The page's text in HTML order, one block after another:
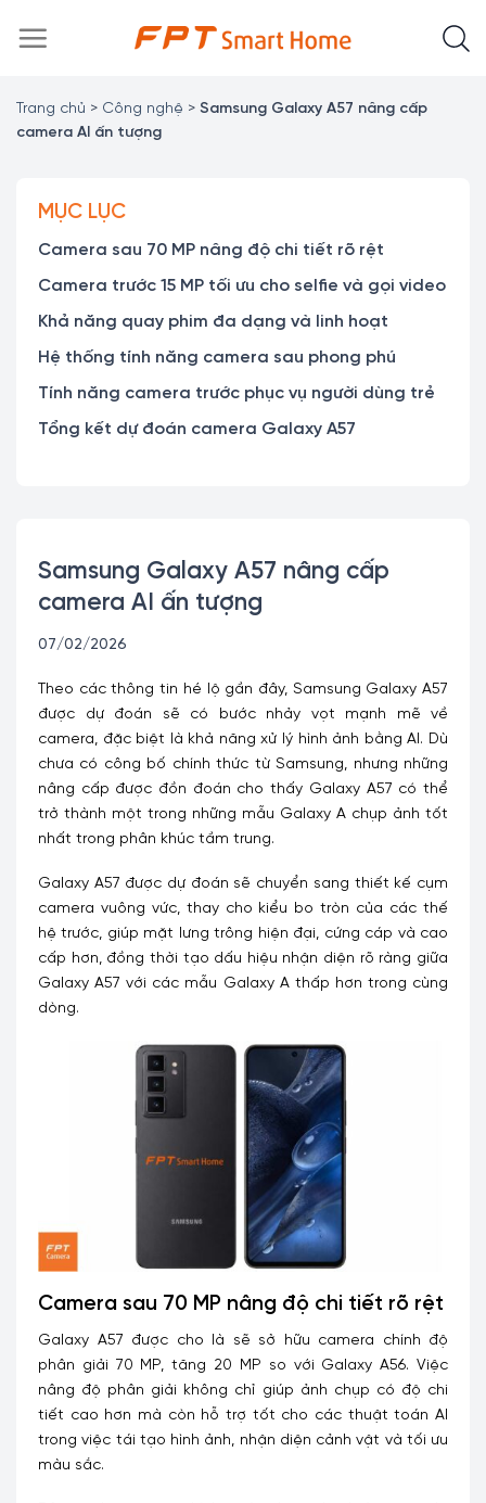
đến
Trang chủ > Công nghệ > Samsung Galaxy A57 nâng cấp
camera AI ấn tượng
Samsung Galaxy A57 nâng cấp
camera AI ấn tượng
07/02/2026
Theo các thông tin hé lộ gần đây, Samsung Galaxy A57
được dự đoán sẽ có bước nhảy vọt mạnh mẽ về
camera, đặc biệt là khả năng xử lý hình ảnh bằng AI. Dù
chưa có công bố chính thức từ Samsung, nhưng những
nâng cấp được đồn đoán cho thấy Galaxy A57 có thể
trở thành một trong những mẫu Galaxy A chụp ảnh tốt
nhất trong phân khúc tầm trung.
Galaxy A57 được dự đoán sẽ chuyển sang thiết kế cụm
camera vuông vức, thay cho kiểu bo tròn của các thế
hệ trước, giúp mặt lưng trông hiện đại, cứng cáp và cao
cấp hơn, đồng thời tạo dấu hiệu nhận diện rõ ràng giữa
Galaxy A57 với các mẫu Galaxy A thấp hơn trong cùng
dòng.
Camera sau 70 MP nâng độ chi tiết rõ rệt
Galaxy A57 được cho là sẽ sở hữu camera chính độ
phân giải 70 MP, tăng 20 MP so với Galaxy A56. Việc
nâng độ phân giải không chỉ giúp ảnh chụp có độ chi
tiết cao hơn mà còn hỗ trợ tốt cho các thuật toán AI
trong việc tái tạo hình ảnh, nhận diện cảnh vật và tối ưu
màu sắc.
MỤC LỤC
Camera sau 70 MP nâng độ chi tiết rõ rệt
Camera trước 15 MP tối ưu cho selfie và gọi video
Khả năng quay phim đa dạng và linh hoạt
Hệ thống tính năng camera sau phong phú
Tính năng camera trước phục vụ người dùng trẻ
Tổng kết dự đoán camera Galaxy A57